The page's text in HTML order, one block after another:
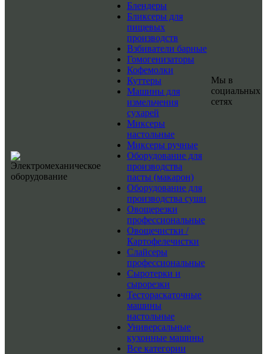
Блендеры
Бликсеры для
пищевых
производств
Взбиватели барные
Гомогенизаторы
Кофемолки
Куттеры
Машины для
измельчения
сухарей
Миксеры
настольные
Миксеры ручные
Оборудование для
производства
пасты (макарон)
Оборудование для
производства суши
Овощерезки
профессиональные
Овощечистки /
Картофелечистки
Слайсеры
профессиональные
Сыротерки и
сырорезки
Тестораскаточные
машины
настольные
Универсальные
кухонные машины
Все категории
Мы в
социальных
сетях